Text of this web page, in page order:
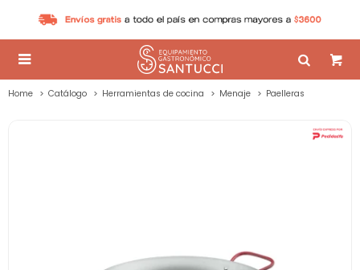

Home Catálogo Herramientas de cocina Menaje Paelleras